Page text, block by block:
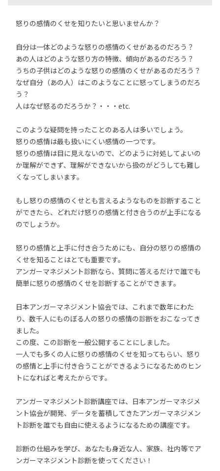
怒りの感情のくせを知りたいと思いませんか？
自分は一体どのような怒りの感情のくせがあるのだろう？
あの人はどのような怒り方の特徴、傾向があるのだろう？
うちの子供はどのような怒りの感情のくせがあるのだろう？
なぜ自分（あの人）はこのようなことに怒ってしまうのだろ
う？
人はなぜ怒るのだろうか？・・・etc.
このような疑問を持ったことのある人は多いでしょう。
怒りの感情は最も扱いにくい感情の一つです。
怒りの感情は目に見えないので、どのように対処してよいの
か理解ができず、理解ができないから扱のがどうしても難し
くなってしまいます。
もし怒りの感情のくせとも言えるようなものを診断すること
ができたら、どれだけ怒りの感情と付き合うのが上手になる
のでしょうか。
怒りの感情と上手に付き合うためにも、自分の怒りの感情の
くせを知ることはとても重要です。
アンガーマネジメント診断なら、質問に答えるだけで誰でも
簡単に怒りの感情のくせを診断することができます。
日本アンガーマネジメント協会では、これまで数年にわた
り、数千人にものぼる人の怒りの感情の診断をおこなってき
ました。
この度、この診断を一般公開することにしました。
一人でも多くの人に怒りの感情のくせを知ってもらい、怒り
の感情と上手に付き合うことができるようになるためのヒン
トになればと考えたからです。
アンガーマネジメント診断講座では、日本アンガーマネジメ
ント協会が開発、データを蓄積してきたアンガーマネジメン
ト診断を誰でも自由に使えるようになるための講座です。
診断の仕組みを学び、あなたも身近な人、家族、社内等でア
ンガーマネジメント診断を使ってください！